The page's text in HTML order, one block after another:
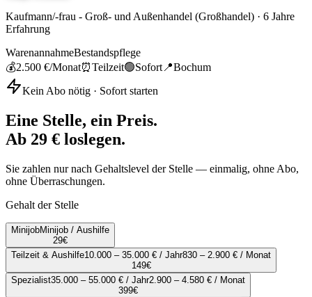
Kaufmann/-frau - Groß- und Außenhandel (Großhandel) · 6 Jahre
Erfahrung
WarenannahmeBestandspflege
💰2.500 €/Monat⏰Teilzeit🟢Sofort 📍Bochum
Kein Abo nötig · Sofort starten
Eine Stelle, ein Preis.
Ab 29 € loslegen.
Sie zahlen nur nach Gehaltslevel der Stelle — einmalig, ohne Abo,
ohne Überraschungen.
Gehalt der Stelle
MinijobMinijob / Aushilfe
29€
Teilzeit & Aushilfe10.000 – 35.000 € / Jahr830 – 2.900 € / Monat
149€
Spezialist35.000 – 55.000 € / Jahr2.900 – 4.580 € / Monat
399€